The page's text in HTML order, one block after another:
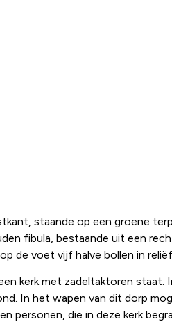
staande op een groene
fibula, bestaande uit een
de voet vijf halve bollen in
kerk met zadeltaktoren staat.
In het wapen van dit dorp
personen, die in deze kerk